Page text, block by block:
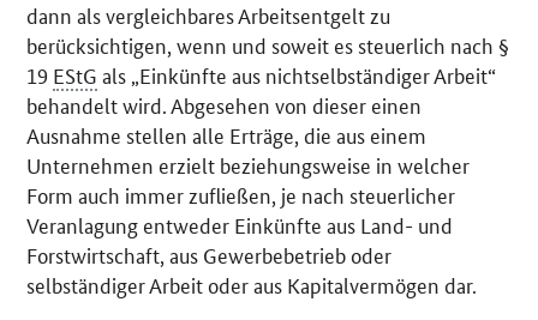
dann als vergleichbares Arbeitsentgelt zu
berücksichtigen, wenn und soweit es steuerlich nach §
19 EStG als „Einkünfte aus nichtselbständiger Arbeit“
behandelt wird. Abgesehen von dieser einen
Ausnahme stellen alle Erträge, die aus einem
Unternehmen erzielt beziehungsweise in welcher
Form auch immer zufließen, je nach steuerlicher
Veranlagung entweder Einkünfte aus Land- und
Forstwirtschaft, aus Gewerbebetrieb oder
selbständiger Arbeit oder aus Kapitalvermögen dar.